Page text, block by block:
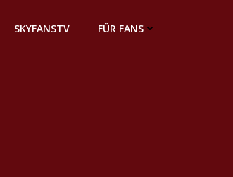
SKYFANSTV FÜR FANS